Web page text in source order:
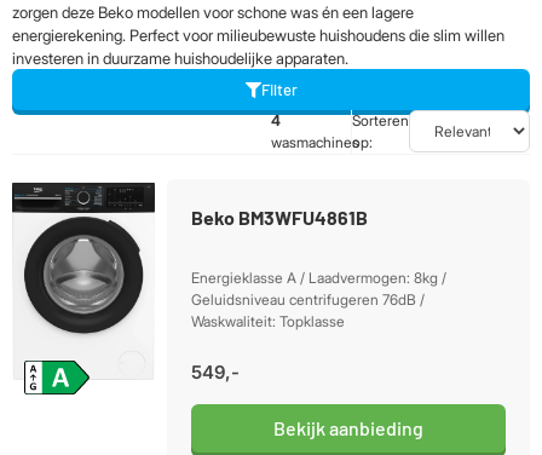
zorgen deze Beko modellen voor schone was én een lagere
energierekening. Perfect voor milieubewuste huishoudens die slim willen
investeren in duurzame huishoudelijke apparaten.
Filter
4
wasmachines
Sorteren
op:
Beko BM3WFU4861B
Energieklasse A / Laadvermogen: 8kg /
Geluidsniveau centrifugeren 76dB /
Waskwaliteit: Topklasse
549,-
Bekijk aanbieding